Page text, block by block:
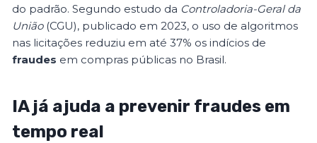
do padrão. Segundo estudo da Controladoria-Geral da
União(CGU), publicado em 2023, o uso de algoritmos
nas licitações reduziu em até 37% os indícios de
fraudes em compras públicas no Brasil.
IA já ajuda a prevenir fraudes em
tempo real